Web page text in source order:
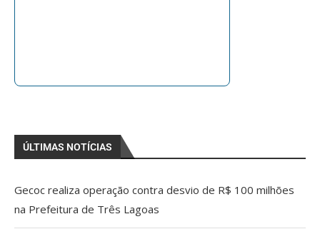
ÚLTIMAS NOTÍCIAS
Gecoc realiza operação contra desvio de R$ 100 milhões
na Prefeitura de Três Lagoas